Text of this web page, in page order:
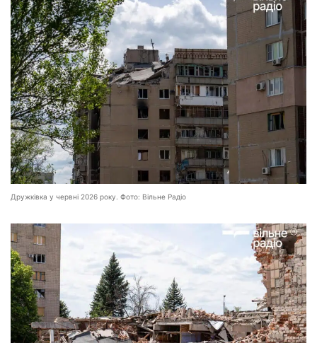
Дружківка у червні 2026 року. Фото: Вільне Радіо